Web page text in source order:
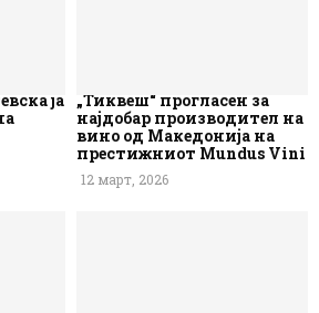
ја
„Тиквеш“ прогласен за
најдобар производител на
вино од Македонија на
престижниот Mundus Vini
12 март, 2026